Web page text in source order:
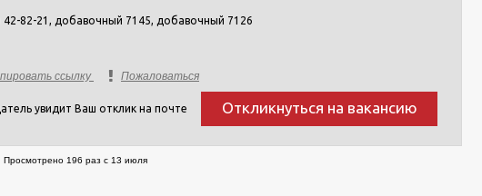
42-82-21, добавочный 7145, добавочный 7126
ссылку Пожаловаться
увидит Ваш отклик на почте Откликнуться на вакансию
Просмотрено 196 раз с 13 июля